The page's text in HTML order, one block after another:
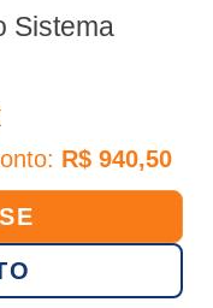
Sistema
R$ 940,50